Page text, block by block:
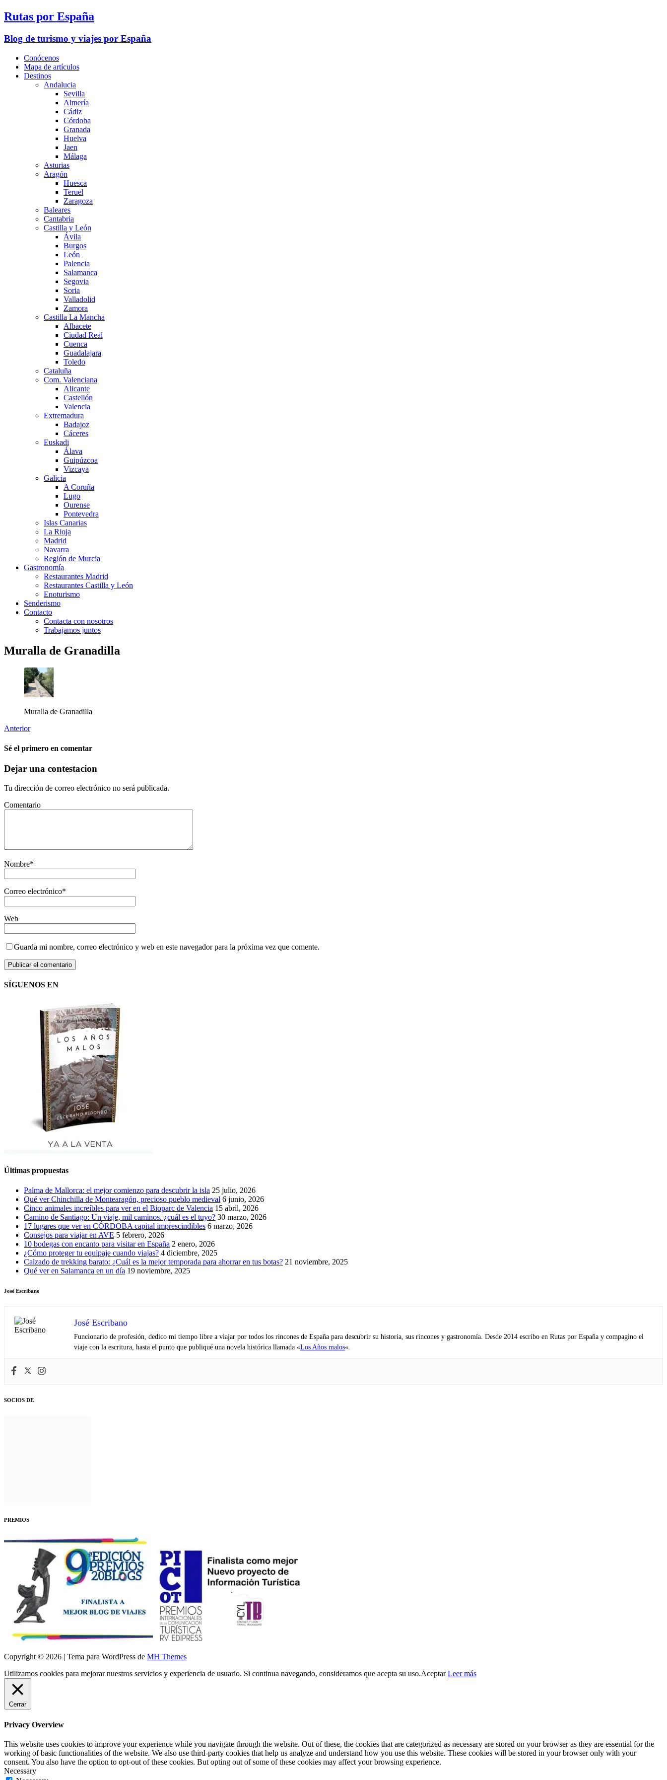
Rutas por España
Blog de turismo y viajes por España
Conócenos
Mapa de artículos
Destinos
Andalucia
Sevilla
Almería
Cádiz
Córdoba
Granada
Huelva
Jaen
Málaga
Asturias
Aragón
Huesca
Teruel
Zaragoza
Baleares
Cantabria
Castilla y León
Ávila
Burgos
León
Palencia
Salamanca
Segovia
Soria
Valladolid
Zamora
Castilla La Mancha
Albacete
Ciudad Real
Cuenca
Guadalajara
Toledo
Cataluña
Com. Valenciana
Alicante
Castellón
Valencia
Extremadura
Badajoz
Cáceres
Euskadi
Álava
Guipúzcoa
Vizcaya
Galicia
A Coruña
Lugo
Ourense
Pontevedra
Islas Canarias
La Rioja
Madrid
Navarra
Región de Murcia
Gastronomía
Restaurantes Madrid
Restaurantes Castilla y León
Enoturismo
Senderismo
Contacto
Contacta con nosotros
Trabajamos juntos
Muralla de Granadilla
Muralla de Granadilla
Anterior
Sé el primero en comentar
Dejar una contestacion
Tu dirección de correo electrónico no será publicada.
Comentario
Nombre*
Correo electrónico*
Web
Guarda mi nombre, correo electrónico y web en este navegador para la próxima vez que comente.
SÍGUENOS EN
Últimas propuestas
Palma de Mallorca: el mejor comienzo para descubrir la isla 25 julio, 2026
Qué ver Chinchilla de Montearagón, precioso pueblo medieval 6 junio, 2026
Cinco animales increíbles para ver en el Bioparc de Valencia 15 abril, 2026
Camino de Santiago: Un viaje, mil caminos. ¿cuál es el tuyo? 30 marzo, 2026
17 lugares que ver en CÓRDOBA capital imprescindibles 6 marzo, 2026
Consejos para viajar en AVE 5 febrero, 2026
10 bodegas con encanto para visitar en España 2 enero, 2026
¿Cómo proteger tu equipaje cuando viajas? 4 diciembre, 2025
Calzado de trekking barato: ¿Cuál es la mejor temporada para ahorrar en tus botas? 21 noviembre, 2025
Qué ver en Salamanca en un día 19 noviembre, 2025
José Escribano
José Escribano
Funcionario de profesión, dedico mi tiempo libre a viajar por todos los rincones de España para descubrir su historia, sus rincones y gastronomía. Desde 2014 escribo en Rutas por España y compagino el
viaje con la escritura, hasta el punto que publiqué una novela histórica llamada «Los Años malos«.
SOCIOS DE
PREMIOS
Copyright © 2026 | Tema para WordPress de MH Themes
Utilizamos cookies para mejorar nuestros servicios y experiencia de usuario. Si continua navegando, consideramos que acepta su uso.Aceptar Leer más
Cerrar
Privacy Overview
This website uses cookies to improve your experience while you navigate through the website. Out of these, the cookies that are categorized as necessary are stored on your browser as they are essential for the
working of basic functionalities of the website. We also use third-party cookies that help us analyze and understand how you use this website. These cookies will be stored in your browser only with your
consent. You also have the option to opt-out of these cookies. But opting out of some of these cookies may affect your browsing experience.
Necessary